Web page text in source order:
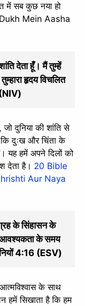
में सब कुछ नया हो
Mein Aasha
देता हूँ। मैं तुम्हें
हृदय विचलित
दुनिया की शांति से
कि दुःख और चिंता के
यह हमें अपने दिलों को
देता है। 20 Bible
Aur Naya
के सिंहासन के
आवश्यकता के समय
4:16 (ESV)
के साथ
हमें सिखाता है कि हम